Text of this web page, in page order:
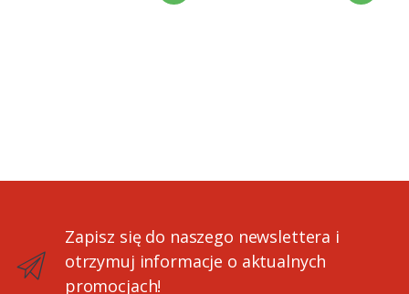
Zapisz się do naszego newslettera i
otrzymuj informacje o aktualnych
promocjach!